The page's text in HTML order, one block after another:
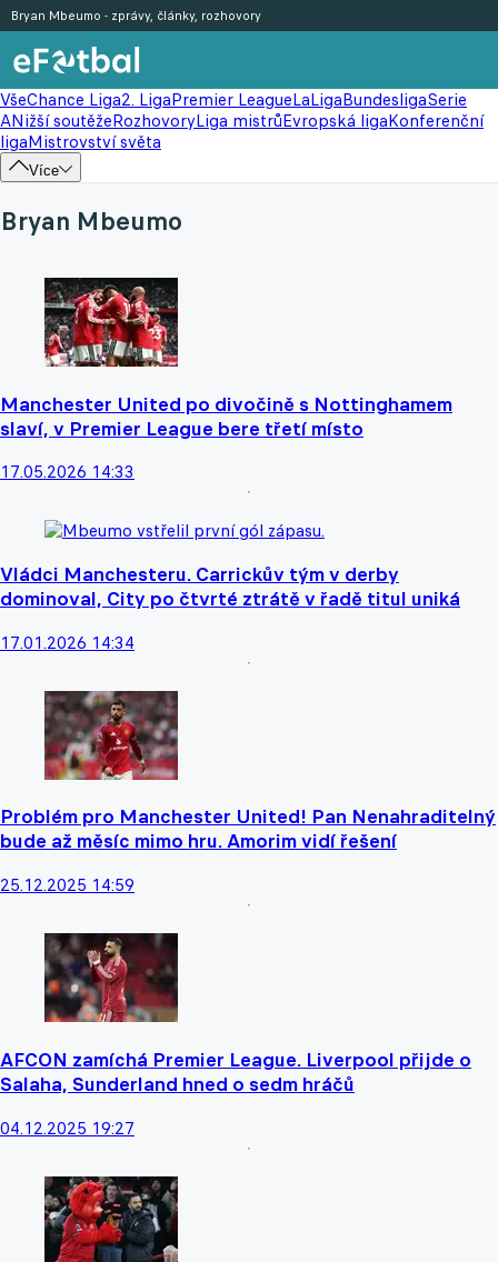
VšeChance Liga2. LigaPremier LeagueLaLigaBundesligaSerie
ANižší soutěžeRozhovoryLiga mistrůEvropská ligaKonferenční
ligaMistrovství světa
Více
Bryan Mbeumo - zprávy, články, rozhovory
Bryan Mbeumo
Manchester United po divočině s Nottinghamem
slaví, v Premier League bere třetí místo
17.05.2026 14:33
Vládci Manchesteru. Carrickův tým v derby
dominoval, City po čtvrté ztrátě v řadě titul uniká
17.01.2026 14:34
Problém pro Manchester United! Pan Nenahraditelný
bude až měsíc mimo hru. Amorim vidí řešení
25.12.2025 14:59
AFCON zamíchá Premier League. Liverpool přijde o
Salaha, Sunderland hned o sedm hráčů
04.12.2025 19:27